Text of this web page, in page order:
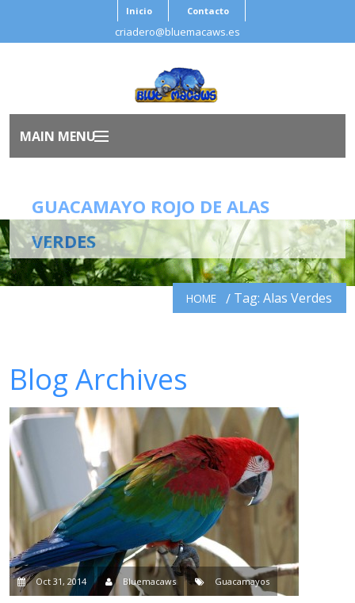
Inicio Contacto
criadero@bluemacaws.es
MAIN MENU
Nosotros
Aves
Venta
Contacto
Blog
GUACAMAYO ROJO DE ALAS
VERDES
HOME Tag: Alas Verdes
Blog Archives
Oct 31, 2014 Bluemacaws Guacamayos